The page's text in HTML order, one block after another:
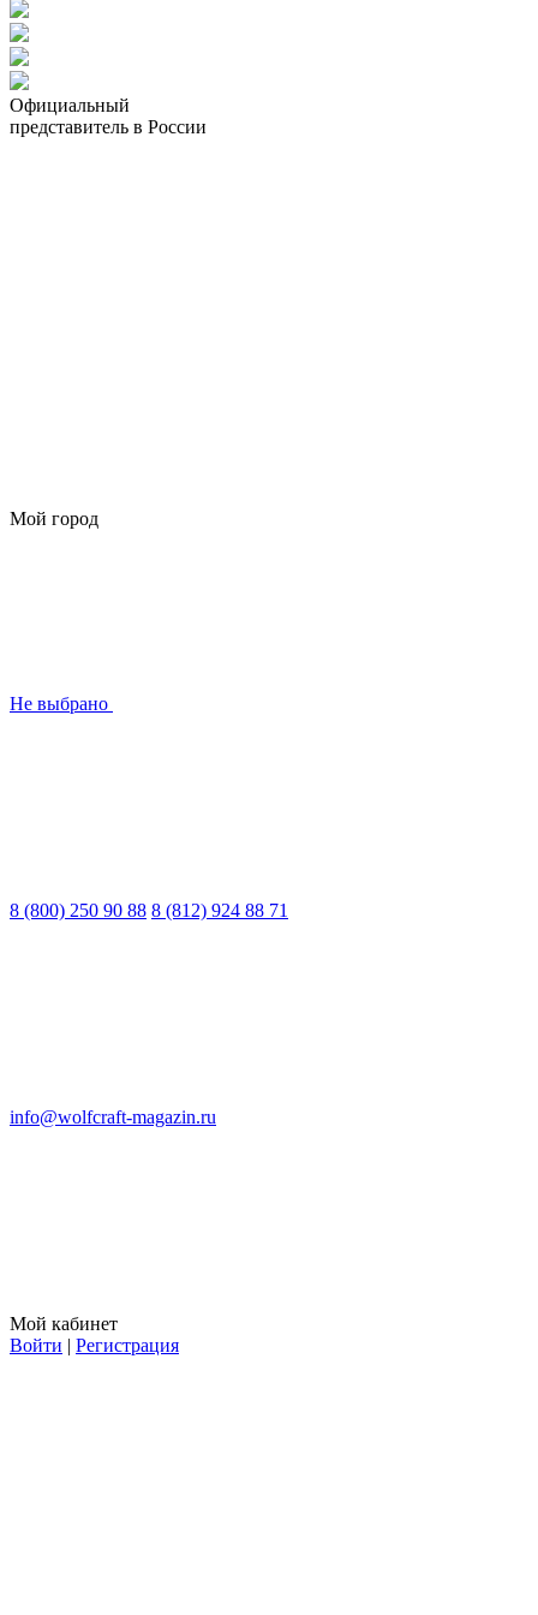
Официальный
представитель в России
Мой город
Не выбрано
8 (800) 250 90 88 8 (812) 924 88 71
info@wolfcraft-magazin.ru
Мой кабинет
Войти | Регистрация